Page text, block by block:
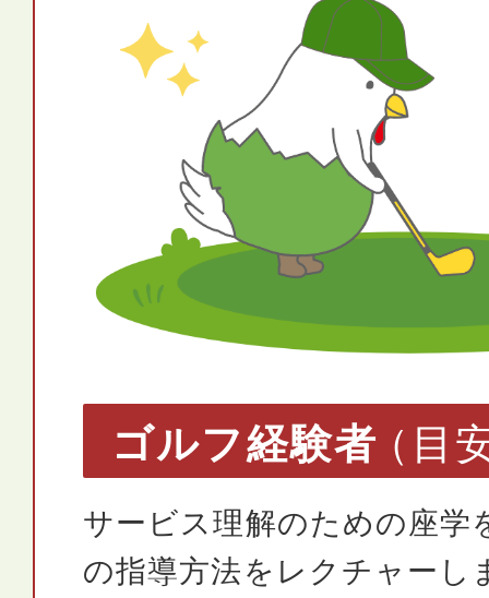
ゴルフ経験者（目
サービス理解のための座学
の指導方法をレクチャーし